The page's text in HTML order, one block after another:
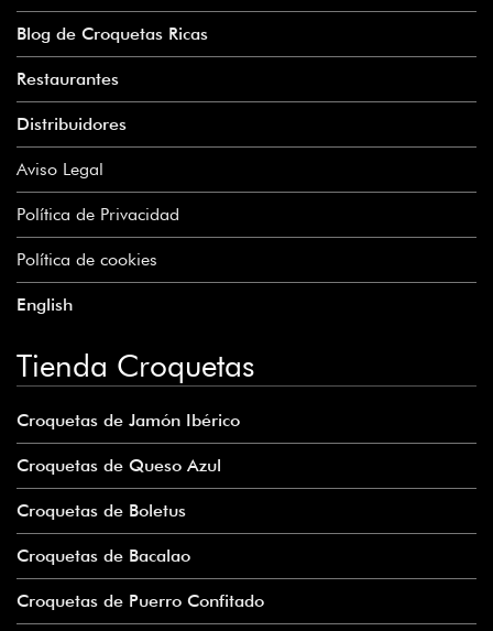
Blog de Croquetas Ricas
Restaurantes
Distribuidores
Aviso Legal
Política de Privacidad
Política de cookies
English
Tienda Croquetas
Croquetas de Jamón Ibérico
Croquetas de Queso Azul
Croquetas de Boletus
Croquetas de Bacalao
Croquetas de Puerro Confitado